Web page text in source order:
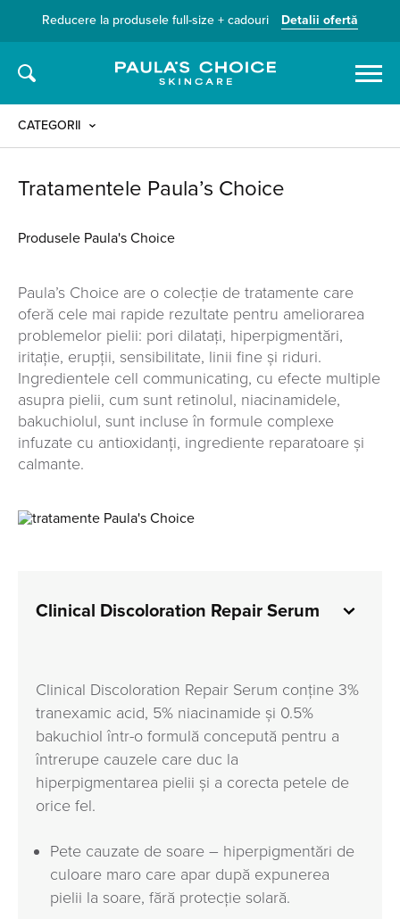
Reducere la produsele full-size + cadouri Detalii ofertă
Caută
CATEGORII
Tratamentele Paula’s Choice
Produsele Paula's Choice
Paula’s Choice are o colecție de tratamente care
oferă cele mai rapide rezultate pentru ameliorarea
problemelor pielii: pori dilatați, hiperpigmentări,
iritație, erupții, sensibilitate, linii fine și riduri.
Ingredientele cell communicating, cu efecte multiple
asupra pielii, cum sunt retinolul, niacinamidele,
bakuchiolul, sunt incluse în formule complexe
infuzate cu antioxidanți, ingrediente reparatoare și
calmante.
Clinical Discoloration Repair Serum
Clinical Discoloration Repair Serum conține 3%
tranexamic acid, 5% niacinamide și 0.5%
bakuchiol într-o formulă concepută pentru a
întrerupe cauzele care duc la
hiperpigmentarea pielii și a corecta petele de
orice fel.
Pete cauzate de soare – hiperpigmentări de
culoare maro care apar după expunerea
pielii la soare, fără protecție solară.